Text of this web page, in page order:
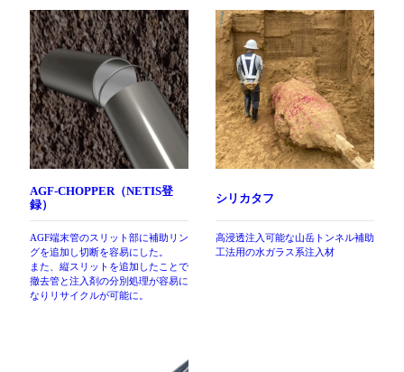
AGF-CHOPPER（NETIS登
録）
AGF端末管のスリット部に補助リン
グを追加し切断を容易にした。
また、縦スリットを追加したことで
撤去管と注入剤の分別処理が容易に
なりリサイクルが可能に。
シリカタフ
高浸透注入可能な山岳トンネル補助
工法用の水ガラス系注入材